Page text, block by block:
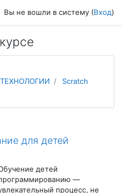
Вы не вошли в систему (Вход)
Scratch
для детей
детей
—
процесс, не